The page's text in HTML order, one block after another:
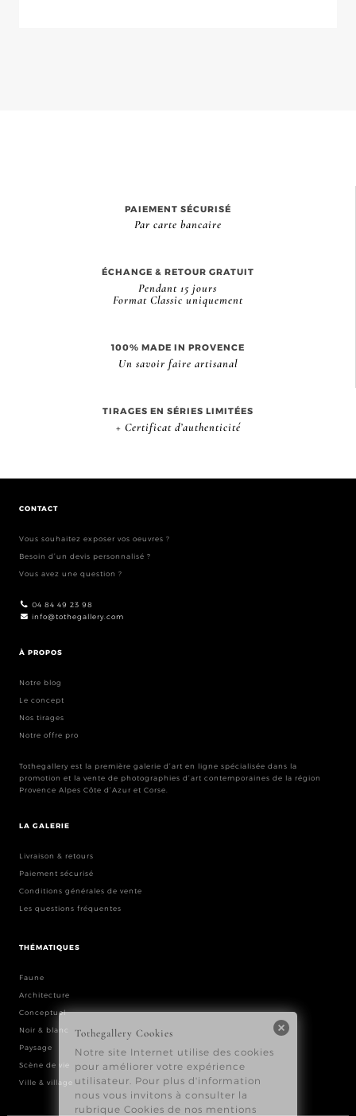
PAIEMENT SÉCURISÉ
Par carte bancaire
ÉCHANGE & RETOUR GRATUIT
Pendant 15 jours
Format Classic uniquement
100% MADE IN PROVENCE
Un savoir faire artisanal
TIRAGES EN SÉRIES LIMITÉES
+ Certificat d’authenticité
CONTACT
Vous souhaitez exposer vos oeuvres ?
Besoin d’un devis personnalisé ?
Vous avez une question ?
04 84 49 23 98
info@tothegallery.com
À PROPOS
Notre blog
Le concept
Nos tirages
Notre offre pro
Tothegallery est la première galerie d’art en ligne spécialisée dans la
promotion et la vente de photographies d’art contemporaines de la région
Provence Alpes Côte d’Azur et Corse.
LA GALERIE
Livraison & retours
Paiement sécurisé
Conditions générales de vente
Les questions fréquentes
THÉMATIQUES
Faune
Architecture
Conceptuel
Noir & blanc
Paysage
Scène de vie
Ville & village